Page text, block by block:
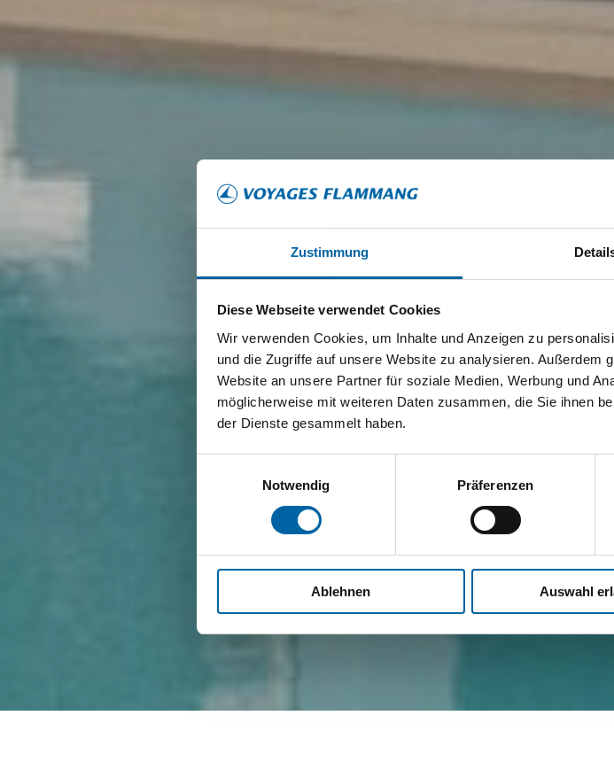
Zustimmung
Diese Webseite verwendet Cookies
Wir verwenden Cookies, um Inhalte und Anzeigen zu
und die Zugriffe auf unsere Website zu analysieren. Außerdem
Website an unsere Partner für soziale Medien, Werbung und
möglicherweise mit weiteren Daten zusammen, die Sie ihnen
der Dienste gesammelt haben.
Notwendig
Präferenzen
Ablehnen Auswahl